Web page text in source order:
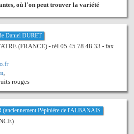
où l'on peut trouver la variété
Daniel DURET
(FRANCE) - tél 05.45.78.48.33 - fax
,
rouges
(anciennement Pépinière de l'ALBANAIS